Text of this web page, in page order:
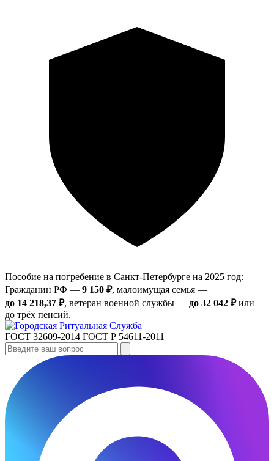
Пособие на погребение в Санкт‑Петербурге на 2025 год:
Гражданин РФ — 9 150 ₽, малоимущая семья —
до 14 218,37 ₽, ветеран военной службы — до 32 042 ₽или
до трёх пенсий.
ГОСТ 32609-2014 ГОСТ Р 54611-2011